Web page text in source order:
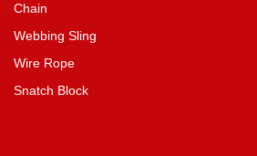
Chain
Webbing Sling
Wire Rope
Snatch Block